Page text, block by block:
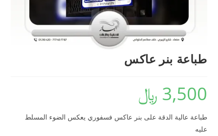
طباعة بنر عاكس
3,500 ﷼
طباعة عالية الدقة على بنر عاكس فسفوري يعكس الضوء المسلط
عليه